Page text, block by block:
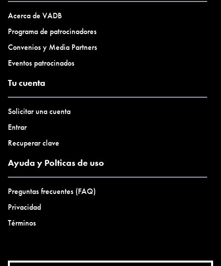
Acerca de VADB
Programa de patrocinadores
Convenios y Media Partners
Eventos patrocinados
Tu cuenta
Solicitar una cuenta
Entrar
Recuperar clave
Ayuda y Polticas de uso
Preguntas frecuentes (FAQ)
Privacidad
Términos